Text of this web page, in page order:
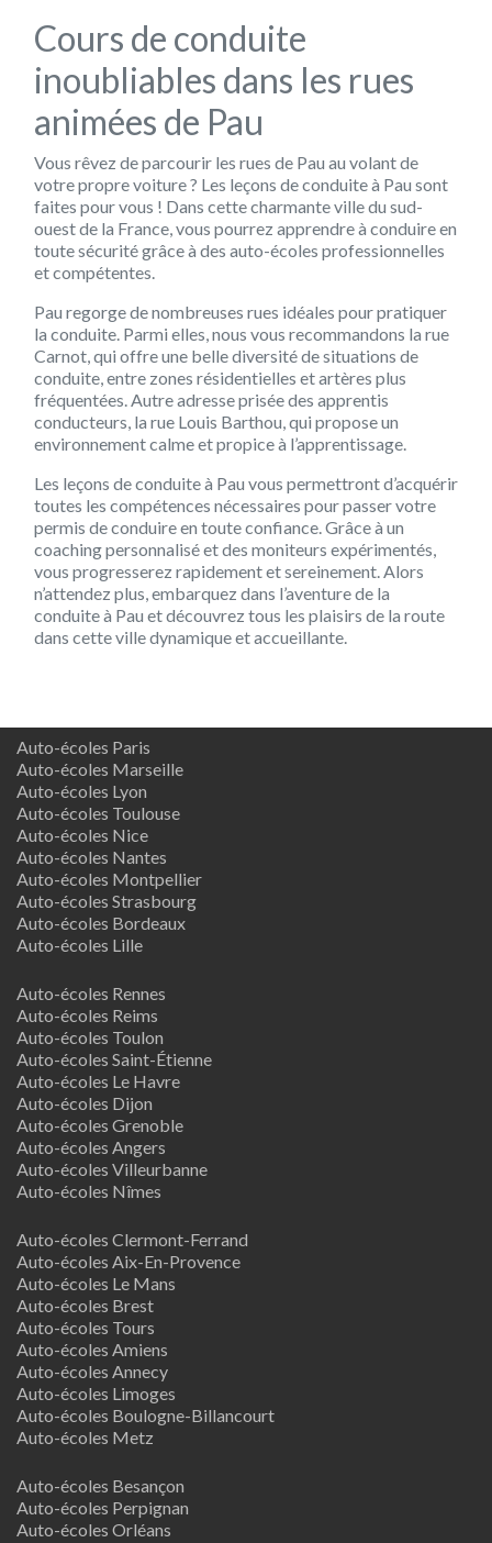
Cours de conduite
inoubliables dans les rues
animées de Pau
Vous rêvez de parcourir les rues de Pau au volant de
votre propre voiture ? Les leçons de conduite à Pau sont
faites pour vous ! Dans cette charmante ville du sud-
ouest de la France, vous pourrez apprendre à conduire en
toute sécurité grâce à des auto-écoles professionnelles
et compétentes.
Pau regorge de nombreuses rues idéales pour pratiquer
la conduite. Parmi elles, nous vous recommandons la rue
Carnot, qui offre une belle diversité de situations de
conduite, entre zones résidentielles et artères plus
fréquentées. Autre adresse prisée des apprentis
conducteurs, la rue Louis Barthou, qui propose un
environnement calme et propice à l’apprentissage.
Les leçons de conduite à Pau vous permettront d’acquérir
toutes les compétences nécessaires pour passer votre
permis de conduire en toute confiance. Grâce à un
coaching personnalisé et des moniteurs expérimentés,
vous progresserez rapidement et sereinement. Alors
n’attendez plus, embarquez dans l’aventure de la
conduite à Pau et découvrez tous les plaisirs de la route
dans cette ville dynamique et accueillante.
Auto-écoles Paris
Auto-écoles Marseille
Auto-écoles Lyon
Auto-écoles Toulouse
Auto-écoles Nice
Auto-écoles Nantes
Auto-écoles Montpellier
Auto-écoles Strasbourg
Auto-écoles Bordeaux
Auto-écoles Lille
Auto-écoles Rennes
Auto-écoles Reims
Auto-écoles Toulon
Auto-écoles Saint-Étienne
Auto-écoles Le Havre
Auto-écoles Dijon
Auto-écoles Grenoble
Auto-écoles Angers
Auto-écoles Villeurbanne
Auto-écoles Nîmes
Auto-écoles Clermont-Ferrand
Auto-écoles Aix-En-Provence
Auto-écoles Le Mans
Auto-écoles Brest
Auto-écoles Tours
Auto-écoles Amiens
Auto-écoles Annecy
Auto-écoles Limoges
Auto-écoles Boulogne-Billancourt
Auto-écoles Metz
Auto-écoles Besançon
Auto-écoles Perpignan
Auto-écoles Orléans